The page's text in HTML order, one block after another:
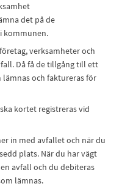
det på de
kommunen.
verksamheter och
Då få de tillgång till ett
och faktureras för
kortet registreras vid
in med avfallet och när du
plats. När du har vägt
avfall och du debiteras
lämnas.